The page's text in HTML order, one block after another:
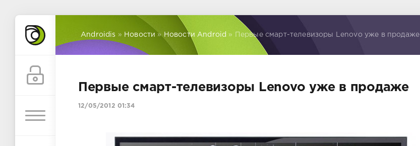
Androidis » Новости » Новости Android » Первые смарт-телевизоры Lenovo уже в продаже
Первые смарт-телевизоры Lenovo уже в продаже
12/05/2012 01:34